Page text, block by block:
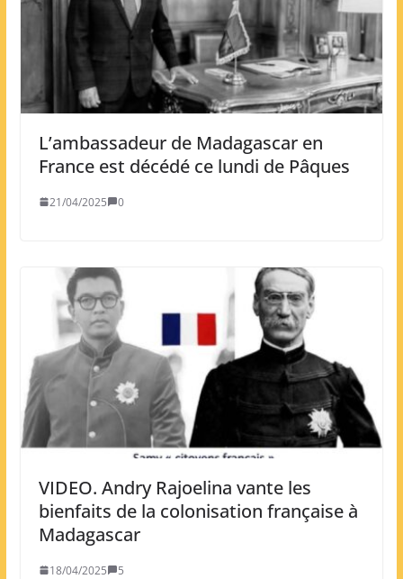
L’ambassadeur de Madagascar en
France est décédé ce lundi de Pâques
21/04/2025 0
VIDEO. Andry Rajoelina vante les
bienfaits de la colonisation française à
Madagascar
18/04/2025 5